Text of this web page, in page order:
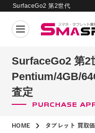
SurfaceGo2 第2世代
取査定
SurfaceGo2 第2
Pentium/4GB/
査定
PURCHASE
HOME タブレット 買取